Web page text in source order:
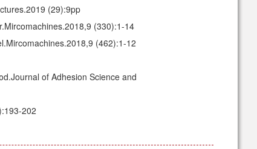
(29):9pp
(330):1-14
(462):1-12
of Adhesion Science and
202